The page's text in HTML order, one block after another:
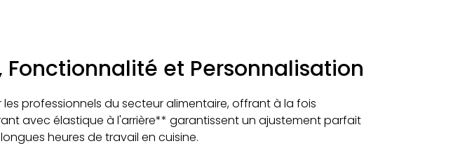
et Personnalisation
professionnels du secteur alimentaire, offrant à la fois
avec élastique à l'arrière** garantissent un ajustement parfait
heures de travail en cuisine.